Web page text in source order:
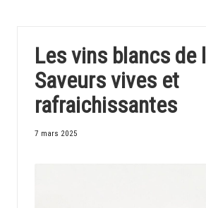
u
m
in
f
Les vins blancs de
Saveurs vives et
rafraichissantes
7 mars 2025